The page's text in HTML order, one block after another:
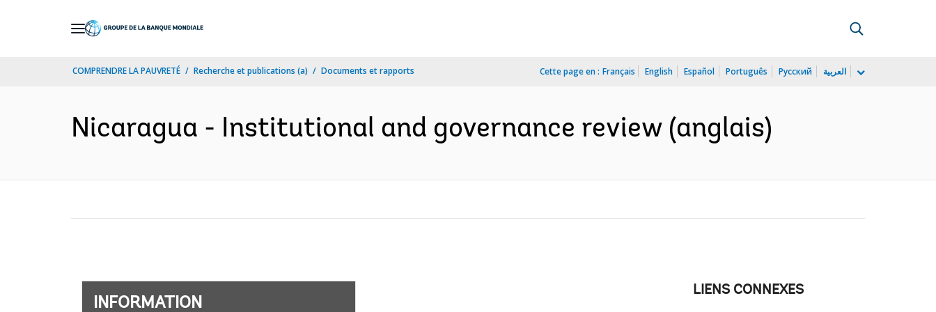
COMPRENDRE LA PAUVRETÉ Recherche et publications (a) Documents et rapports Cette page en : Français English Español Português Русский العربية
Nicaragua - Institutional and governance review (anglais)
INFORMATION
LIENS CONNEXES